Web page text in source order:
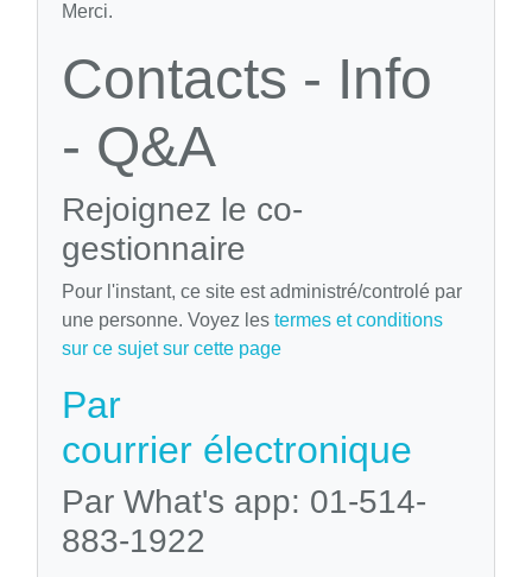
Merci.
Contacts - Info
- Q&A
Rejoignez le co-
gestionnaire
Pour l'instant, ce site est administré/controlé par
une personne. Voyez les termes et conditions
sur ce sujet sur cette page
Par
courrier électronique
Par What's app: 01-514-
883-1922